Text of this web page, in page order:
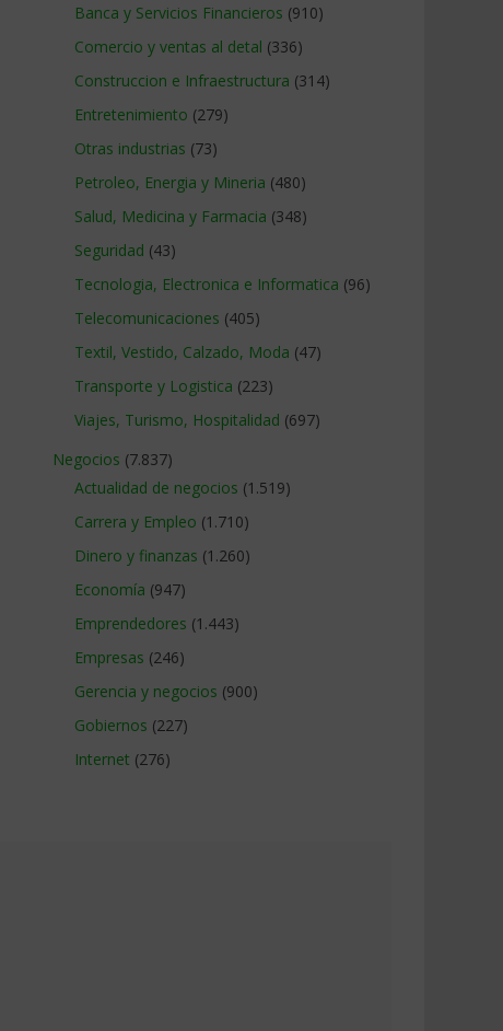
Banca y Servicios Financieros (910)
Comercio y ventas al detal (336)
Construccion e Infraestructura (314)
Entretenimiento (279)
Otras industrias (73)
Petroleo, Energia y Mineria (480)
Salud, Medicina y Farmacia (348)
Seguridad (43)
Tecnologia, Electronica e Informatica (96)
Telecomunicaciones (405)
Textil, Vestido, Calzado, Moda (47)
Transporte y Logistica (223)
Viajes, Turismo, Hospitalidad (697)
Negocios (7.837)
Actualidad de negocios (1.519)
Carrera y Empleo (1.710)
Dinero y finanzas (1.260)
Economía (947)
Emprendedores (1.443)
Empresas (246)
Gerencia y negocios (900)
Gobiernos (227)
Internet (276)